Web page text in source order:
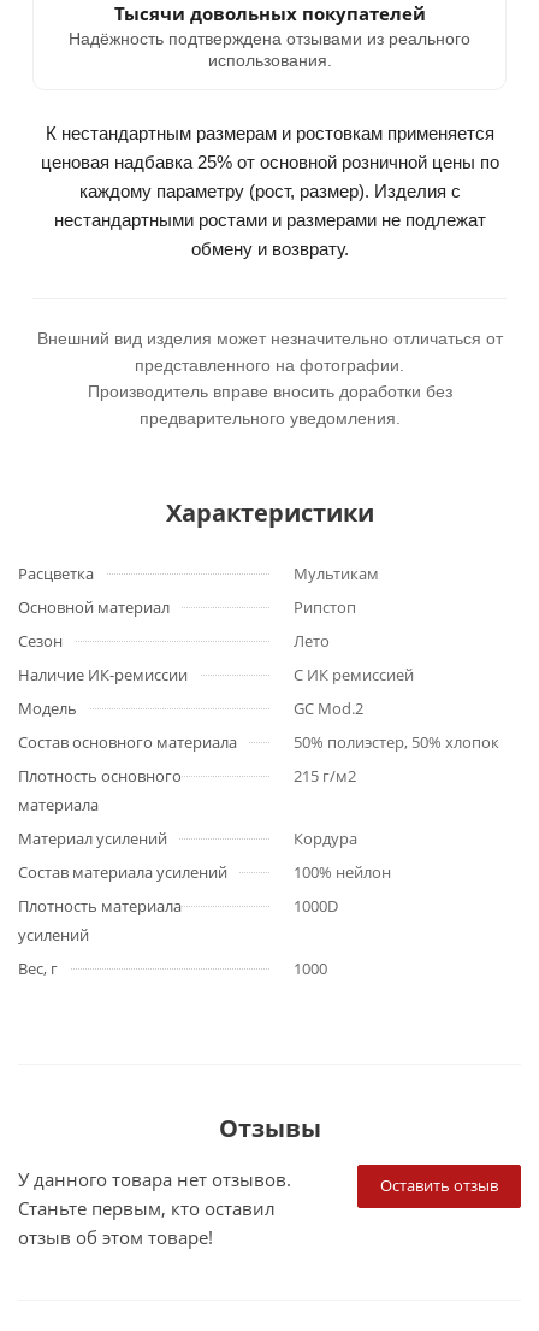
Тысячи довольных покупателей
Надёжность подтверждена отзывами из реального
использования.
К нестандартным размерам и ростовкам применяется
ценовая надбавка 25% от основной розничной цены по
каждому параметру (рост, размер). Изделия с
нестандартными ростами и размерами не подлежат
обмену и возврату.
Внешний вид изделия может незначительно отличаться от
представленного на фотографии.
Производитель вправе вносить доработки без
предварительного уведомления.
Характеристики
Расцветка
Мультикам
Основной материал
Рипстоп
Сезон
Лето
Наличие ИК-ремиссии
С ИК ремиссией
Модель
GC Mod.2
Состав основного материала
50% полиэстер, 50% хлопок
Плотность основного
материала
215 г/м2
Материал усилений
Кордура
Состав материала усилений
100% нейлон
Плотность материала
усилений
1000D
Вес, г 1000
Отзывы
Оставить отзыв
У данного товара нет отзывов.
Станьте первым, кто оставил
отзыв об этом товаре!